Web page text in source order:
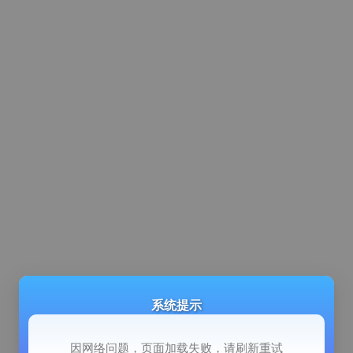
系统提示
因网络问题，页面加载失败，请刷新重试